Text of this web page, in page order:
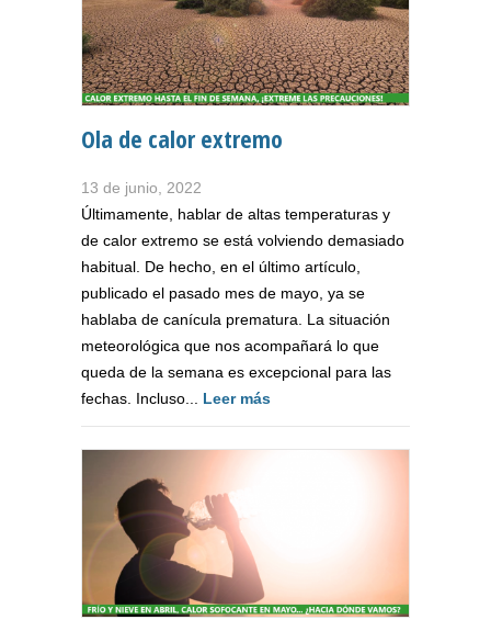
Ola de calor extremo
13 de junio, 2022
Últimamente, hablar de altas temperaturas y
de calor extremo se está volviendo demasiado
habitual. De hecho, en el último artículo,
publicado el pasado mes de mayo, ya se
hablaba de canícula prematura. La situación
meteorológica que nos acompañará lo que
queda de la semana es excepcional para las
fechas. Incluso... Leer más